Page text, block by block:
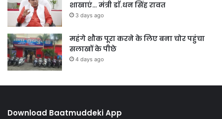
शाखाएं… मंत्री डाॅ.धन सिंह रावत
3 days ago
महंगे शौक पूरा करने के लिए बना चोर पहुंचा
सलाखों के पीछे
4 days ago
Download Baatmuddeki App